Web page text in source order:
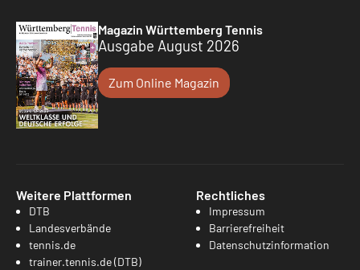
Magazin Württemberg Tennis
Ausgabe August 2026
Zum Online Magazin
Weitere Plattformen
DTB
Landesverbände
tennis.de
trainer.tennis.de (DTB)
Rechtliches
Impressum
Barrierefreiheit
Datenschutzinformation